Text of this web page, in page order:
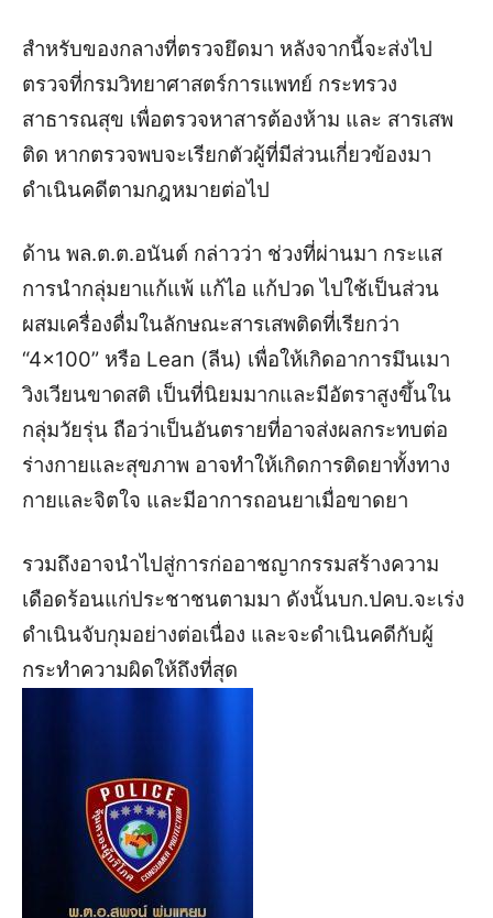
สำหรับของกลางที่ตรวจยึดมา หลังจากนี้จะส่งไป
ตรวจที่กรมวิทยาศาสตร์การแพทย์ กระทรวง
สาธารณสุข เพื่อตรวจหาสารต้องห้าม และ สารเสพ
ติด หากตรวจพบจะเรียกตัวผู้ที่มีส่วนเกี่ยวข้องมา
ดำเนินคดีตามกฎหมายต่อไป
ด้าน พล.ต.ต.อนันต์ กล่าวว่า ช่วงที่ผ่านมา กระแส
การนำกลุ่มยาแก้แพ้ แก้ไอ แก้ปวด ไปใช้เป็นส่วน
ผสมเครื่องดื่มในลักษณะสารเสพติดที่เรียกว่า
“4×100” หรือ Lean (ลีน) เพื่อให้เกิดอาการมึนเมา
วิงเวียนขาดสติ เป็นที่นิยมมากและมีอัตราสูงขึ้นใน
กลุ่มวัยรุ่น ถือว่าเป็นอันตรายที่อาจส่งผลกระทบต่อ
ร่างกายและสุขภาพ อาจทำให้เกิดการติดยาทั้งทาง
กายและจิตใจ และมีอาการถอนยาเมื่อขาดยา
รวมถึงอาจนำไปสู่การก่ออาชญากรรมสร้างความ
เดือดร้อนแก่ประชาชนตามมา ดังนั้นบก.ปคบ.จะเร่ง
ดำเนินจับกุมอย่างต่อเนื่อง และจะดำเนินคดีกับผู้
กระทำความผิดให้ถึงที่สุด